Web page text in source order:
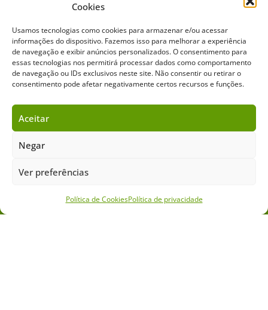
Cookies
Usamos tecnologias como cookies para armazenar e/ou acessar
informações do dispositivo. Fazemos isso para melhorar a experiência
de navegação e exibir anúncios personalizados. O consentimento para
essas tecnologias nos permitirá processar dados como comportamento
de navegação ou IDs exclusivos neste site. Não consentir ou retirar o
consentimento pode afetar negativamente certos recursos e funções.
Aceitar
Negar
Ver preferências
Política de CookiesPolítica de privacidade
Leilões
Criadores
Anuncie
Outros
Academia UC